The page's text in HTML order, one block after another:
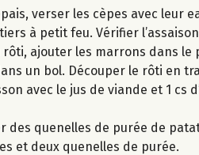
verser les cèpes avec leur
à petit feu. Vérifier
ajouter les marrons dans le
un bol. Découper le rôti en
avec le jus de viande et 1 cs
quenelles de purée de
et deux quenelles de purée.